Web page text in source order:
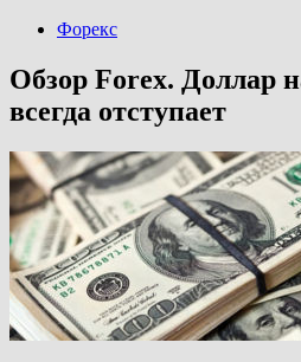
Форекс
Обзор Forex. Доллар
всегда отступает